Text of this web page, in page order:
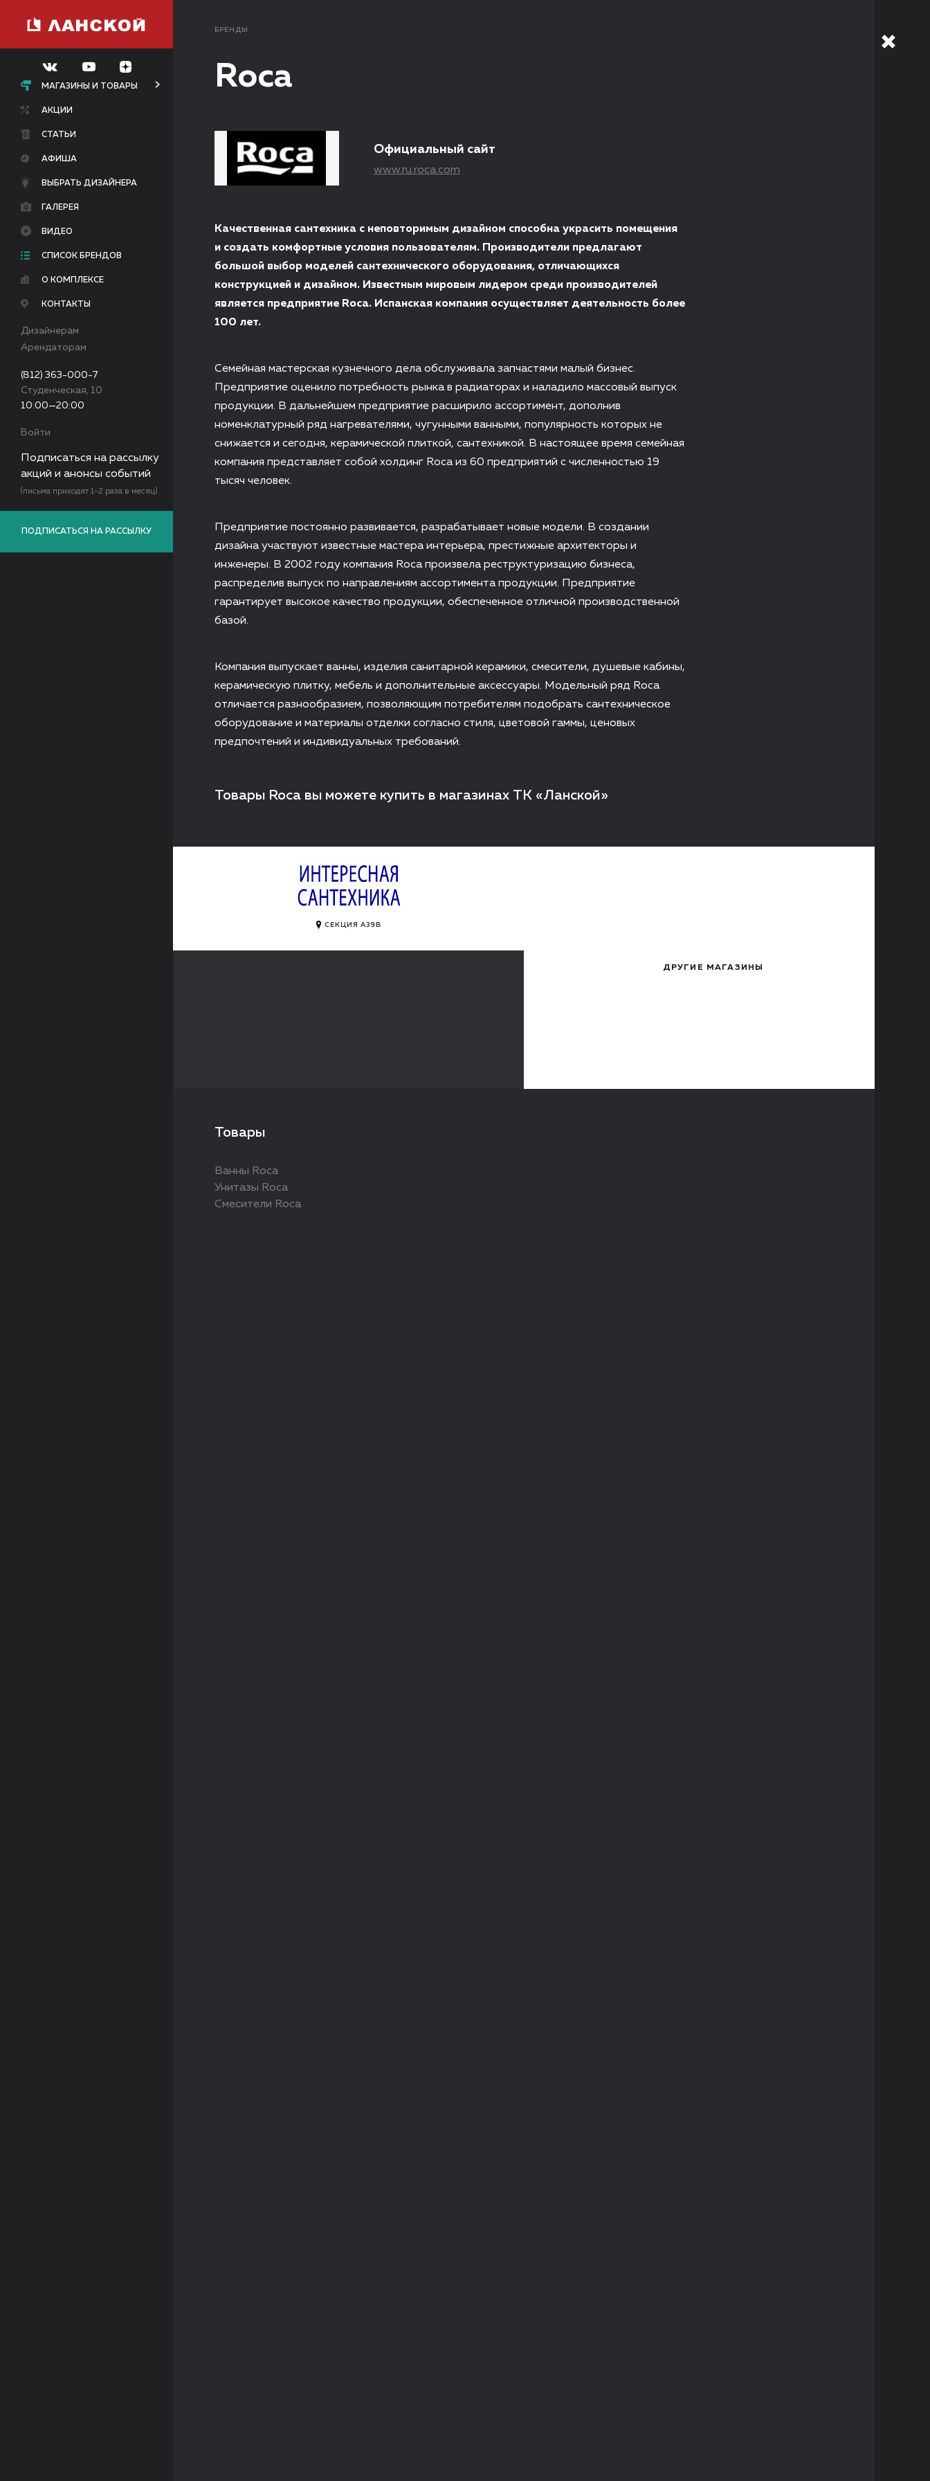
МАГАЗИНЫ И ТОВАРЫ
АКЦИИ
СТАТЬИ
АФИША
ВЫБРАТЬ ДИЗАЙНЕРА
ГАЛЕРЕЯ
ВИДЕО
СПИСОК БРЕНДОВ
О КОМПЛЕКСЕ
КОНТАКТЫ
Дизайнерам
Арендаторам
(812) 363-000-7
Студенческая, 10
10:00—20:00
Войти
Подписаться на рассылку
акций и анонсы событий
(письма приходят 1-2 раза в месяц)
ПОДПИСАТЬСЯ НА РАССЫЛКУ
БРЕНДЫ
Roca
Официальный сайт
www.ru.roca.com
Качественная сантехника с неповторимым дизайном способна украсить помещения
и создать комфортные условия пользователям. Производители предлагают
большой выбор моделей сантехнического оборудования, отличающихся
конструкцией и дизайном. Известным мировым лидером среди производителей
является предприятие Roca. Испанская компания осуществляет деятельность более
100 лет.
Семейная мастерская кузнечного дела обслуживала запчастями малый бизнес.
Предприятие оценило потребность рынка в радиаторах и наладило массовый выпуск
продукции. В дальнейшем предприятие расширило ассортимент, дополнив
номенклатурный ряд нагревателями, чугунными ванными, популярность которых не
снижается и сегодня, керамической плиткой, сантехникой. В настоящее время семейная
компания представляет собой холдинг Roca из 60 предприятий с численностью 19
тысяч человек.
Предприятие постоянно развивается, разрабатывает новые модели. В создании
дизайна участвуют известные мастера интерьера, престижные архитекторы и
инженеры. В 2002 году компания Roca произвела реструктуризацию бизнеса,
распределив выпуск по направлениям ассортимента продукции. Предприятие
гарантирует высокое качество продукции, обеспеченное отличной производственной
базой.
Компания выпускает ванны, изделия санитарной керамики, смесители, душевые кабины,
керамическую плитку, мебель и дополнительные аксессуары. Модельный ряд Roca
отличается разнообразием, позволяющим потребителям подобрать сантехническое
оборудование и материалы отделки согласно стиля, цветовой гаммы, ценовых
предпочтений и индивидуальных требований.
Товары Roca вы можете купить в магазинах ТК «Ланской»
СЕКЦИЯ A39B
ДРУГИЕ МАГАЗИНЫ
Товары
Ванны Roca
Унитазы Roca
Смесители Roca